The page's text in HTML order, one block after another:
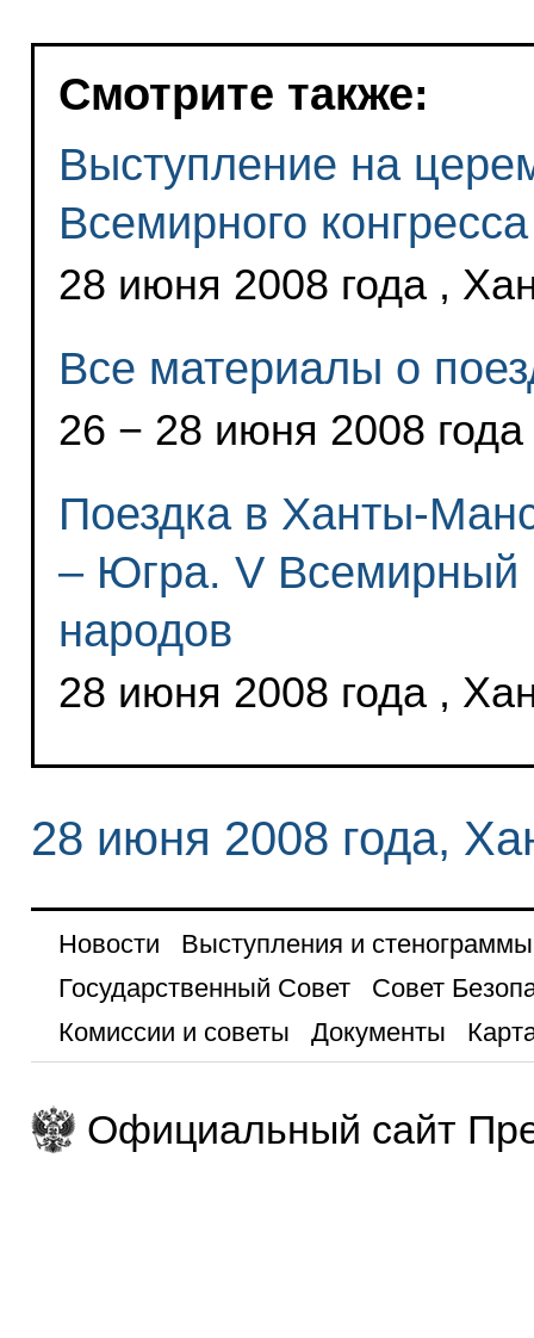
Смотрите также:
Выступление на
Всемирного
28 июня 2008 года ,
Все материалы о
26 − 28 июня 2008
Поездка в Ханты-
– Югра. V Всемирный
народов
28 июня 2008 года ,
28 июня 2008 года,
Новости
Выступления и стенограммы
Государственный Совет
Совет
Комиссии и советы
Документы
Официальный сайт